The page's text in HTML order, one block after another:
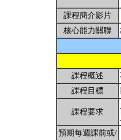
課程簡介影片
核心能力關聯
課程概述
課程目標
課程要求
預期每週課前或/